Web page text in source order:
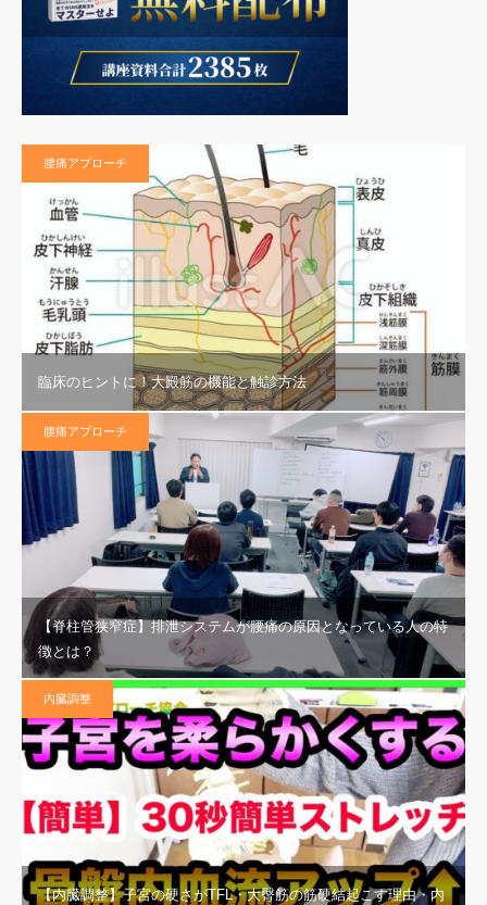
腰痛アプローチ
臨床のヒントに！大殿筋の機能と触診方法
腰痛アプローチ
【脊柱管狭窄症】排泄システムが腰痛の原因となっている人の特
徴とは？
内臓調整
【内臓調整】子宮の硬さがTFL・大臀筋の筋硬結起こす理由・内